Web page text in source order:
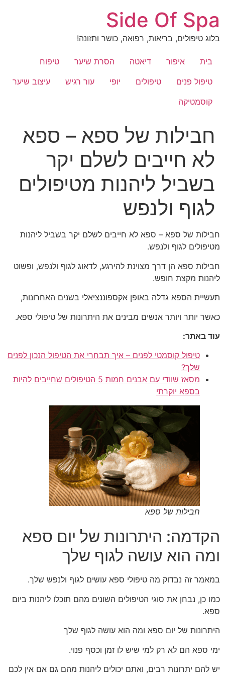
לתוכןSide Of Spa
בלוג טיפולים, בריאות, רפואה, כושר ותזונה!
בית איפור דיאטה הסרת שיער
טיפוח
טיפול פנים
טיפולים יופי עור רגיש
עיצוב שיער
קוסמטיקה
חבילות של ספא – ספא
לא חייבים לשלם יקר
בשביל ליהנות מטיפולים
לגוף ולנפש
חבילות של ספא – ספא לא חייבים לשלם יקר בשביל ליהנות
מטיפולים לגוף ולנפש.
חבילות ספא הן דרך מצוינת להירגע, לדאוג לגוף ולנפש, ופשוט
ליהנות מקצת חופש.
תעשיית הספא גדלה באופן אקספוננציאלי בשנים האחרונות,
כאשר יותר ויותר אנשים מבינים את היתרונות של טיפולי ספא.
עוד באתר:
טיפול קוסמטי לפנים – איך תבחרי את הטיפול הנכון לפנים
שלך?
מסאז שוודי עם אבנים חמות 5 הטיפולים שחייבים להיות
בספא יוקרתי
חבילות של ספא
הקדמה: היתרונות של יום ספא
ומה הוא עושה לגוף שלך
במאמר זה נבדוק מה טיפולי ספא עושים לגוף ולנפש שלך.
כמו כן, נבחן את סוגי הטיפולים השונים מהם תוכלו ליהנות ביום
ספא.
היתרונות של יום ספא ומה הוא עושה לגוף שלך
ימי ספא הם לא רק למי שיש לו זמן וכסף פנוי.
יש להם יתרונות רבים, ואתם יכולים ליהנות מהם גם אם אין לכם